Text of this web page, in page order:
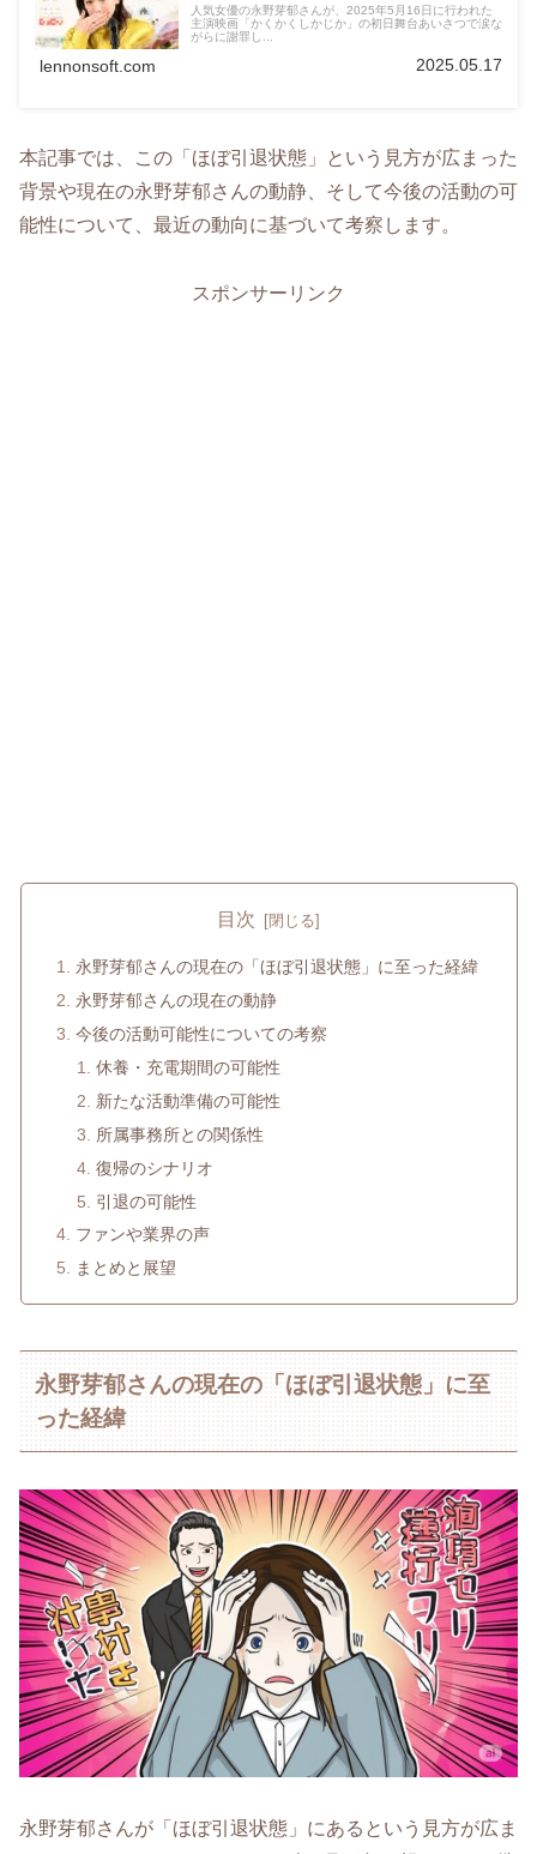
人気女優の永野芽郁さんが、2025年5月16日に行われた
主演映画「かくかくしかじか」の初日舞台あいさつで涙な
がらに謝罪し...
lennonsoft.com 2025.05.17
本記事では、この「ほぼ引退状態」という見方が広まった
背景や現在の永野芽郁さんの動静、そして今後の活動の可
能性について、最近の動向に基づいて考察します。
スポンサーリンク
目次
永野芽郁さんの現在の「ほぼ引退状態」に至った経緯
永野芽郁さんの現在の動静
今後の活動可能性についての考察
休養・充電期間の可能性
新たな活動準備の可能性
所属事務所との関係性
復帰のシナリオ
引退の可能性
ファンや業界の声
まとめと展望
永野芽郁さんの現在の「ほぼ引退状態」に至
った経緯
永野芽郁さんが「ほぼ引退状態」にあるという見方が広ま